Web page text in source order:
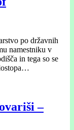
po državnih
namestniku v
in tega so se
–